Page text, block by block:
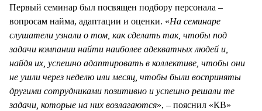
Первый семинар был посвящен подбору персонала –
вопросам найма, адаптации и оценки. «На семинаре
слушатели узнали о том, как сделать так, чтобы под
задачи компании найти наиболее адекватных людей и,
найдя их, успешно адаптировать в коллективе, чтобы они
не ушли через неделю или месяц, чтобы были восприняты
другими сотрудниками позитивно и успешно решали те
задачи, которые на них возлагаются», – пояснил «КВ»